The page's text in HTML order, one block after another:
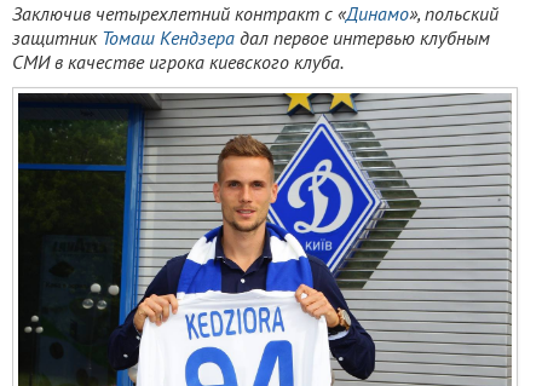
Заключив четырехлетний контракт с «Динамо», польский
защитник Томаш Кендзера дал первое интервью клубным
СМИ в качестве игрока киевского клуба.